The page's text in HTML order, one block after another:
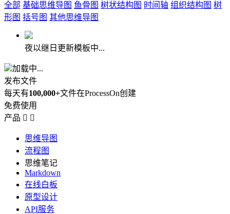
全部 基础思维导图 鱼骨图 树状结构图 时间轴 组织结构图 树
形图 括号图 其他思维导图
夜以继日更新模板中...
加载中...
发布文件
每天有100,000+文件在ProcessOn创建
免费使用
产品  
思维导图
流程图
思维笔记
Markdown
在线白板
原型设计
API服务